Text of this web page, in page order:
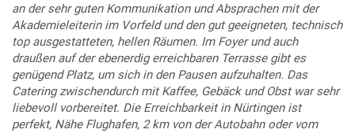
an der sehr guten Kommunikation und Absprachen mit der
Akademieleiterin im Vorfeld und den gut geeigneten, technisch
top ausgestatteten, hellen Räumen. Im Foyer und auch
draußen auf der ebenerdig erreichbaren Terrasse gibt es
genügend Platz, um sich in den Pausen aufzuhalten. Das
Catering zwischendurch mit Kaffee, Gebäck und Obst war sehr
liebevoll vorbereitet. Die Erreichbarkeit in Nürtingen ist
perfekt, Nähe Flughafen, 2 km von der Autobahn oder vom